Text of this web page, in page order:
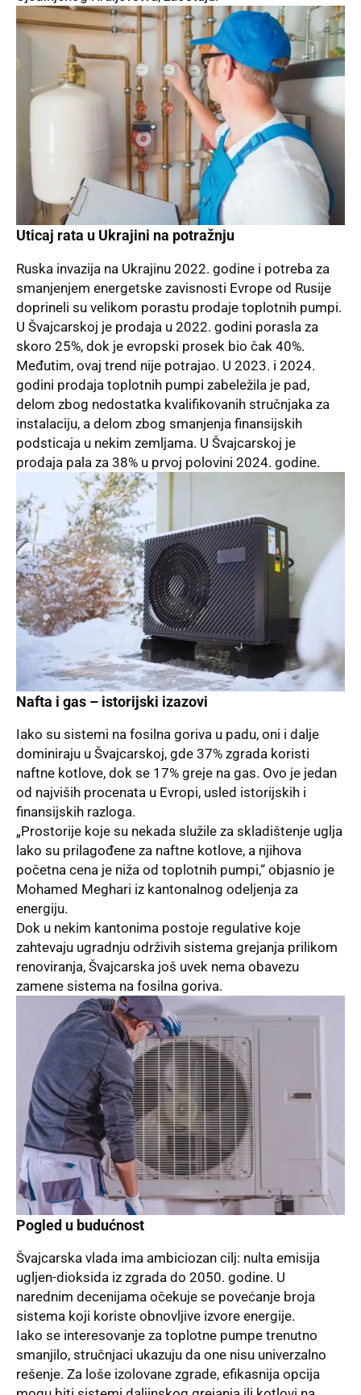
Uticaj rata u Ukrajini na potražnju
Ruska invazija na Ukrajinu 2022. godine i potreba za
smanjenjem energetske zavisnosti Evrope od Rusije
doprineli su velikom porastu prodaje toplotnih pumpi.
U Švajcarskoj je prodaja u 2022. godini porasla za
skoro 25%, dok je evropski prosek bio čak 40%.
Međutim, ovaj trend nije potrajao. U 2023. i 2024.
godini prodaja toplotnih pumpi zabeležila je pad,
delom zbog nedostatka kvalifikovanih stručnjaka za
instalaciju, a delom zbog smanjenja finansijskih
podsticaja u nekim zemljama. U Švajcarskoj je
prodaja pala za 38% u prvoj polovini 2024. godine.
Nafta i gas – istorijski izazovi
Iako su sistemi na fosilna goriva u padu, oni i dalje
dominiraju u Švajcarskoj, gde 37% zgrada koristi
naftne kotlove, dok se 17% greje na gas. Ovo je jedan
od najviših procenata u Evropi, usled istorijskih i
finansijskih razloga.
„Prostorije koje su nekada služile za skladištenje uglja
lako su prilagođene za naftne kotlove, a njihova
početna cena je niža od toplotnih pumpi,“ objasnio je
Mohamed Meghari iz kantonalnog odeljenja za
energiju.
Dok u nekim kantonima postoje regulative koje
zahtevaju ugradnju održivih sistema grejanja prilikom
renoviranja, Švajcarska još uvek nema obavezu
zamene sistema na fosilna goriva.
Pogled u budućnost
Švajcarska vlada ima ambiciozan cilj: nulta emisija
ugljen-dioksida iz zgrada do 2050. godine. U
narednim decenijama očekuje se povećanje broja
sistema koji koriste obnovljive izvore energije.
Iako se interesovanje za toplotne pumpe trenutno
smanjilo, stručnjaci ukazuju da one nisu univerzalno
rešenje. Za loše izolovane zgrade, efikasnija opcija